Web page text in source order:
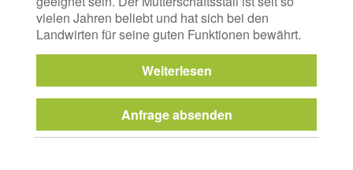
vielen Jahren beliebt und hat sich bei den
Landwirten für seine guten Funktionen bewährt.
Weiterlesen
Anfrage absenden